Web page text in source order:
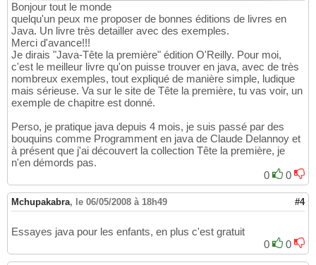
Bonjour tout le monde
quelqu'un peux me proposer de bonnes éditions de livres en
Java. Un livre très detailler avec des exemples.
Merci d'avance!!!
Je dirais "Java-Tête la première" édition O'Reilly. Pour moi,
c'est le meilleur livre qu'on puisse trouver en java, avec de très
nombreux exemples, tout expliqué de manière simple, ludique
mais sérieuse. Va sur le site de Tête la première, tu vas voir, un
exemple de chapitre est donné.
Perso, je pratique java depuis 4 mois, je suis passé par des
bouquins comme Programment en java de Claude Delannoy et
à présent que j'ai découvert la collection Tête la première, je
n'en démords pas.
0
0
Mchupakabra, le 06/05/2008 à 18h49 #4
Essayes java pour les enfants, en plus c'est gratuit
0
0